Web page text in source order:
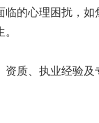
临的心理困扰，
资质、执业经验